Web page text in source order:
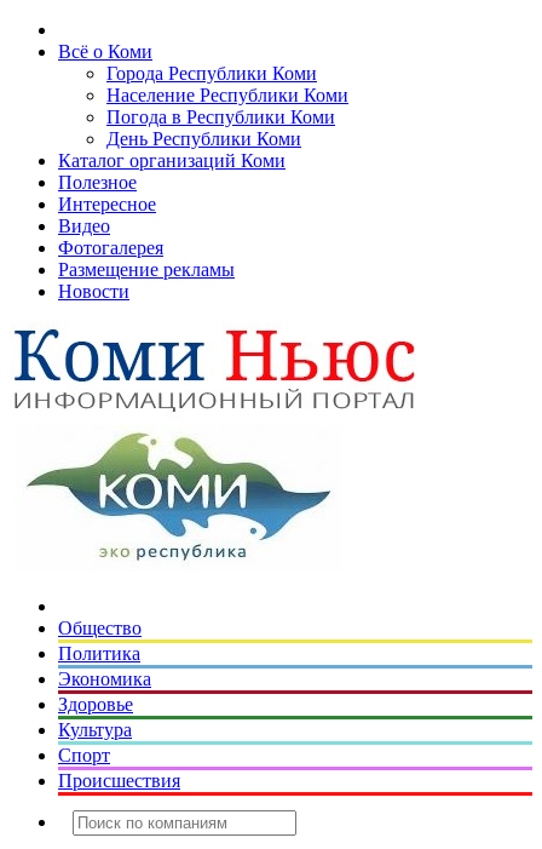
Всё о Коми
Города Республики Коми
Население Республики Коми
Погода в Республики Коми
День Республики Коми
Каталог организаций Коми
Полезное
Интересное
Видео
Фотогалерея
Размещение рекламы
Новости
Общество
Политика
Экономика
Здоровье
Культура
Спорт
Происшествия